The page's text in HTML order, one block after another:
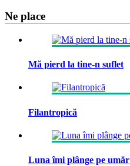
Ne place
Mă pierd la tine-n suflet
Filantropică
Luna îmi plânge pe umăr